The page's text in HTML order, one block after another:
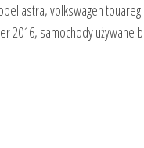
astra, volkswagen
samochody używane